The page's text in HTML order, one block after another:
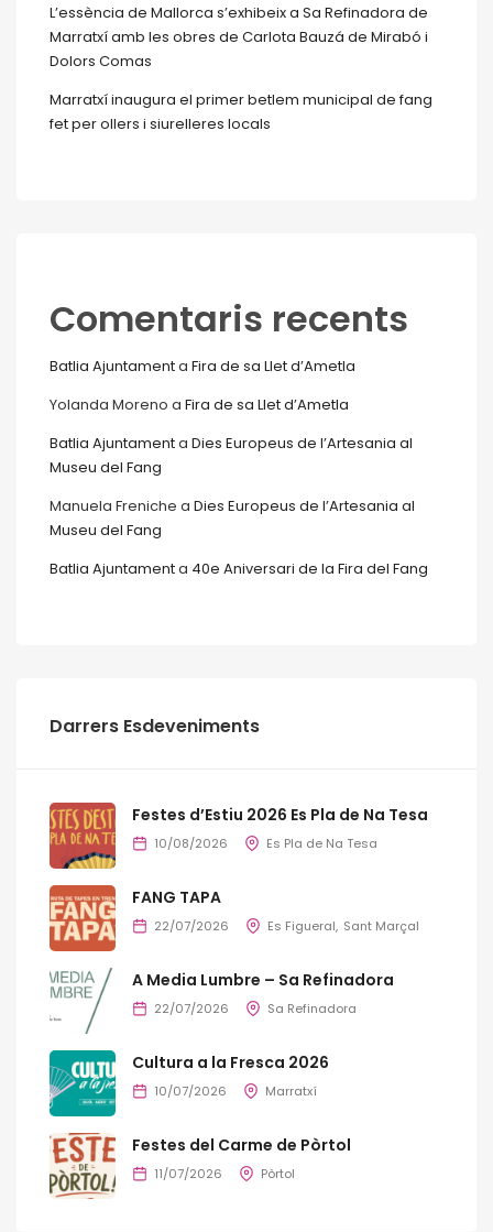
L’essència de Mallorca s’exhibeix a Sa Refinadora de
Marratxí amb les obres de Carlota Bauzá de Mirabó i
Dolors Comas
Marratxí inaugura el primer betlem municipal de fang
fet per ollers i siurelleres locals
Comentaris recents
Batlia Ajuntamenta Fira de sa Llet d’Ametla
Yolanda Moreno a Fira de sa Llet d’Ametla
Batlia Ajuntamenta Dies Europeus de l’Artesania al
Museu del Fang
Manuela Freniche a Dies Europeus de l’Artesania al
Museu del Fang
Batlia Ajuntamenta 40e Aniversari de la Fira del Fang
Darrers Esdeveniments
Festes d’Estiu 2026 Es Pla de Na Tesa
10/08/2026 Es Pla de Na Tesa
FANG TAPA
22/07/2026 Es Figueral Sant Marçal
A Media Lumbre – Sa Refinadora
22/07/2026 Sa Refinadora
Cultura a la Fresca 2026
10/07/2026 Marratxí
Festes del Carme de Pòrtol
11/07/2026 Pòrtol